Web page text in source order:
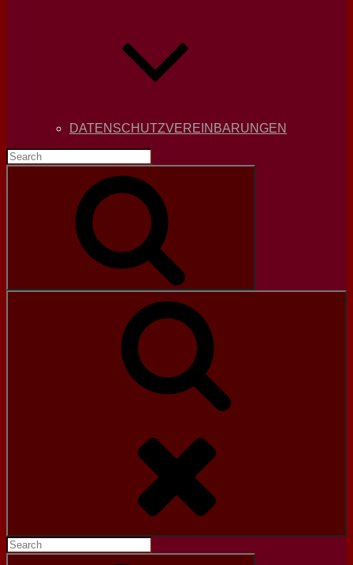
DATENSCHUTZVEREINBARUNGEN
Search
for:
Search
for: